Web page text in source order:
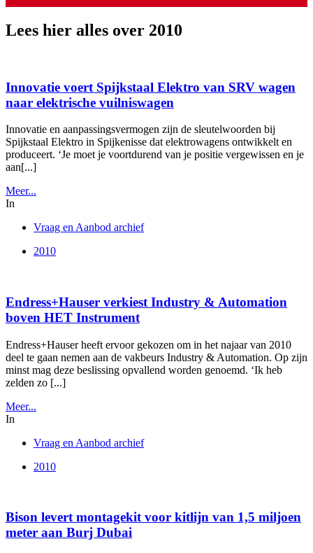
Lees hier alles over 2010
Innovatie voert Spijkstaal Elektro van SRV wagen
naar elektrische vuilniswagen
Innovatie en aanpassingsvermogen zijn de sleutelwoorden bij
Spijkstaal Elektro in Spijkenisse dat elektrowagens ontwikkelt en
produceert. ‘Je moet je voortdurend van je positie vergewissen en je
aan[...]
Meer...
In
Vraag en Aanbod archief
2010
Endress+Hauser verkiest Industry & Automation
boven HET Instrument
Endress+Hauser heeft ervoor gekozen om in het najaar van 2010
deel te gaan nemen aan de vakbeurs Industry & Automation. Op zijn
minst mag deze beslissing opvallend worden genoemd. ‘Ik heb
zelden zo [...]
Meer...
In
Vraag en Aanbod archief
2010
Bison levert montagekit voor kitlijn van 1,5 miljoen
meter aan Burj Dubai